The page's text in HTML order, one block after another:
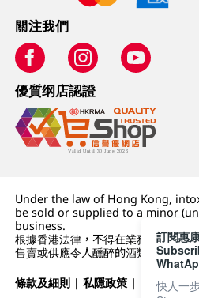
關注我們
優質纲店認證
Under the law of Hong Kong,
be sold or supplied to a minor
business.
根據香港法律，不得在業務過程中，
售賣或供應令人醺醉的酒類。
條款及細則 |私隱政策 | DFI零售集
訂閱惠
快人一